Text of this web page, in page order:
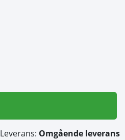
Leverans: Omgående leverans